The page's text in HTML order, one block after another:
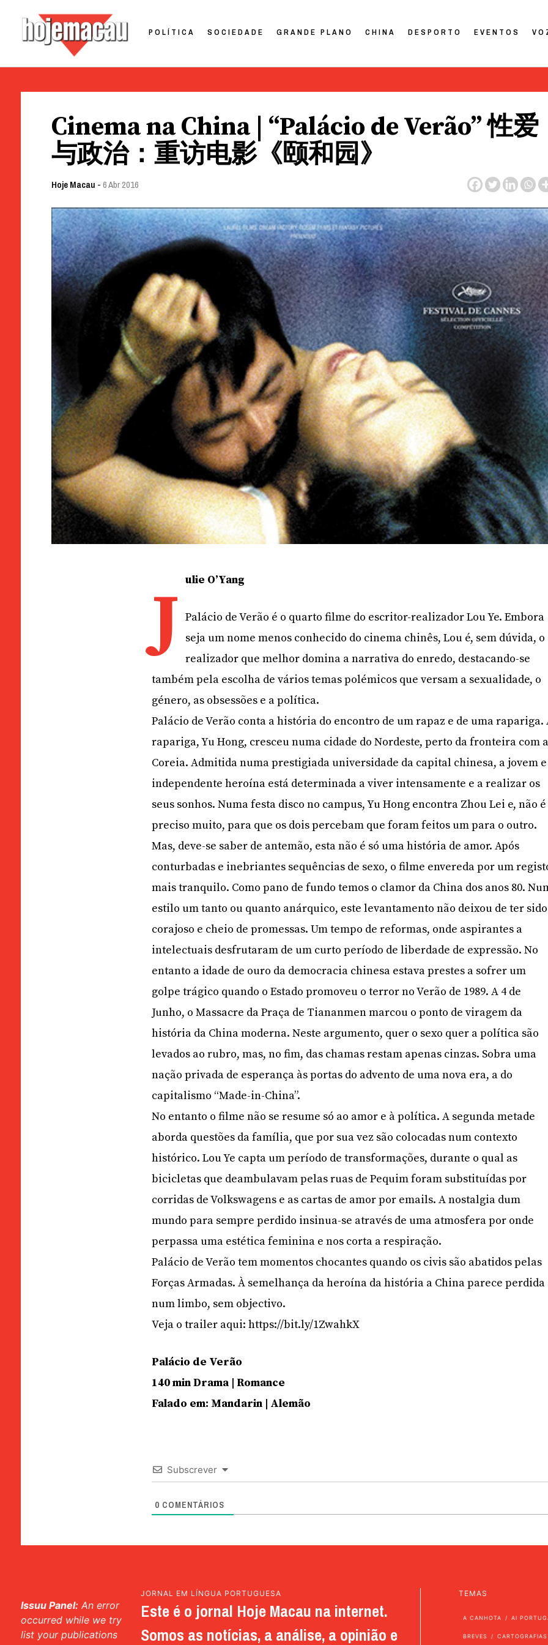
POLÍTICA SOCIEDADE GRANDE PLANO CHINA DESPORTO EVENTOS
Cinema na China | “Palácio de Verão” 性爱
与政治：重访电影《颐和园》
Hoje Macau -6 Abr 2016
J ulie O’Yang
Palácio de Verão é o quarto filme do escritor-realizador Lou Ye. Embora
seja um nome menos conhecido do cinema chinês, Lou é, sem dúvida, o
realizador que melhor domina a narrativa do enredo, destacando-se
também pela escolha de vários temas polémicos que versam a sexualidade, o
género, as obsessões e a política.
Palácio de Verão conta a história do encontro de um rapaz e de uma rapariga.
rapariga, Yu Hong, cresceu numa cidade do Nordeste, perto da fronteira com
Coreia. Admitida numa prestigiada universidade da capital chinesa, a jovem e
independente heroína está determinada a viver intensamente e a realizar os
seus sonhos. Numa festa disco no campus, Yu Hong encontra Zhou Lei e, não é
preciso muito, para que os dois percebam que foram feitos um para o outro.
Mas, deve-se saber de antemão, esta não é só uma história de amor. Após
conturbadas e inebriantes sequências de sexo, o filme envereda por um
mais tranquilo. Como pano de fundo temos o clamor da China dos anos 80.
estilo um tanto ou quanto anárquico, este levantamento não deixou de ter sido
corajoso e cheio de promessas. Um tempo de reformas, onde aspirantes a
intelectuais desfrutaram de um curto período de liberdade de expressão. No
entanto a idade de ouro da democracia chinesa estava prestes a sofrer um
golpe trágico quando o Estado promoveu o terror no Verão de 1989. A 4 de
Junho, o Massacre da Praça de Tiananmen marcou o ponto de viragem da
história da China moderna. Neste argumento, quer o sexo quer a política são
levados ao rubro, mas, no fim, das chamas restam apenas cinzas. Sobra uma
nação privada de esperança às portas do advento de uma nova era, a do
capitalismo “Made-in-China”.
No entanto o filme não se resume só ao amor e à política. A segunda metade
aborda questões da família, que por sua vez são colocadas num contexto
histórico. Lou Ye capta um período de transformações, durante o qual as
bicicletas que deambulavam pelas ruas de Pequim foram substituídas por
corridas de Volkswagens e as cartas de amor por emails. A nostalgia dum
mundo para sempre perdido insinua-se através de uma atmosfera por onde
perpassa uma estética feminina e nos corta a respiração.
Palácio de Verão tem momentos chocantes quando os civis são abatidos pelas
Forças Armadas. À semelhança da heroína da história a China parece perdida
num limbo, sem objectivo.
Veja o trailer aqui: https://bit.ly/1ZwahkX
Palácio de Verão
140 min Drama | Romance
Falado em: Mandarin | Alemão
Subscrever
0 COMENTÁRIOS
Issuu Panel: An error
occurred while we try
list your publications
JORNAL EM LÍNGUA PORTUGUESA
Este é o jornal Hoje Macau na internet.
Somos as notícias, a análise, a opinião e
TEMAS
A CANHOTA AI
BREVES CARTOGRAFIAS